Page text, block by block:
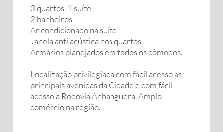
3 quartos, 1 suíte
2 banheiros
Ar condicionado na suíte
Janela anti acústica nos quartos
Armários planejados em todos os cômodos.
Localização privilegiada com fácil acesso as
principais avenidas da Cidade e com fácil
acesso a Rodovia Anhanguera. Amplo
comércio na região.